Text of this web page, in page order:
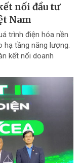
nối đầu tư
Nam
trình điện hóa nền
hạ tầng năng lượng.
kết nối doanh